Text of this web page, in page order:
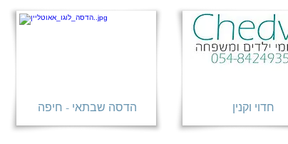
הדסה שבתאי - חיפה חדוי וקנין